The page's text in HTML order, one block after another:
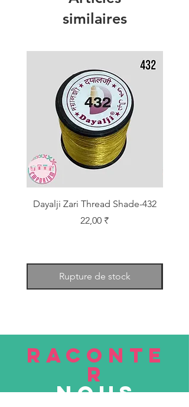
similaires
Dayalji Zari Thread Shade-432
Prix
22,00 ₹
Rupture de stock
RACONTE
R
nous